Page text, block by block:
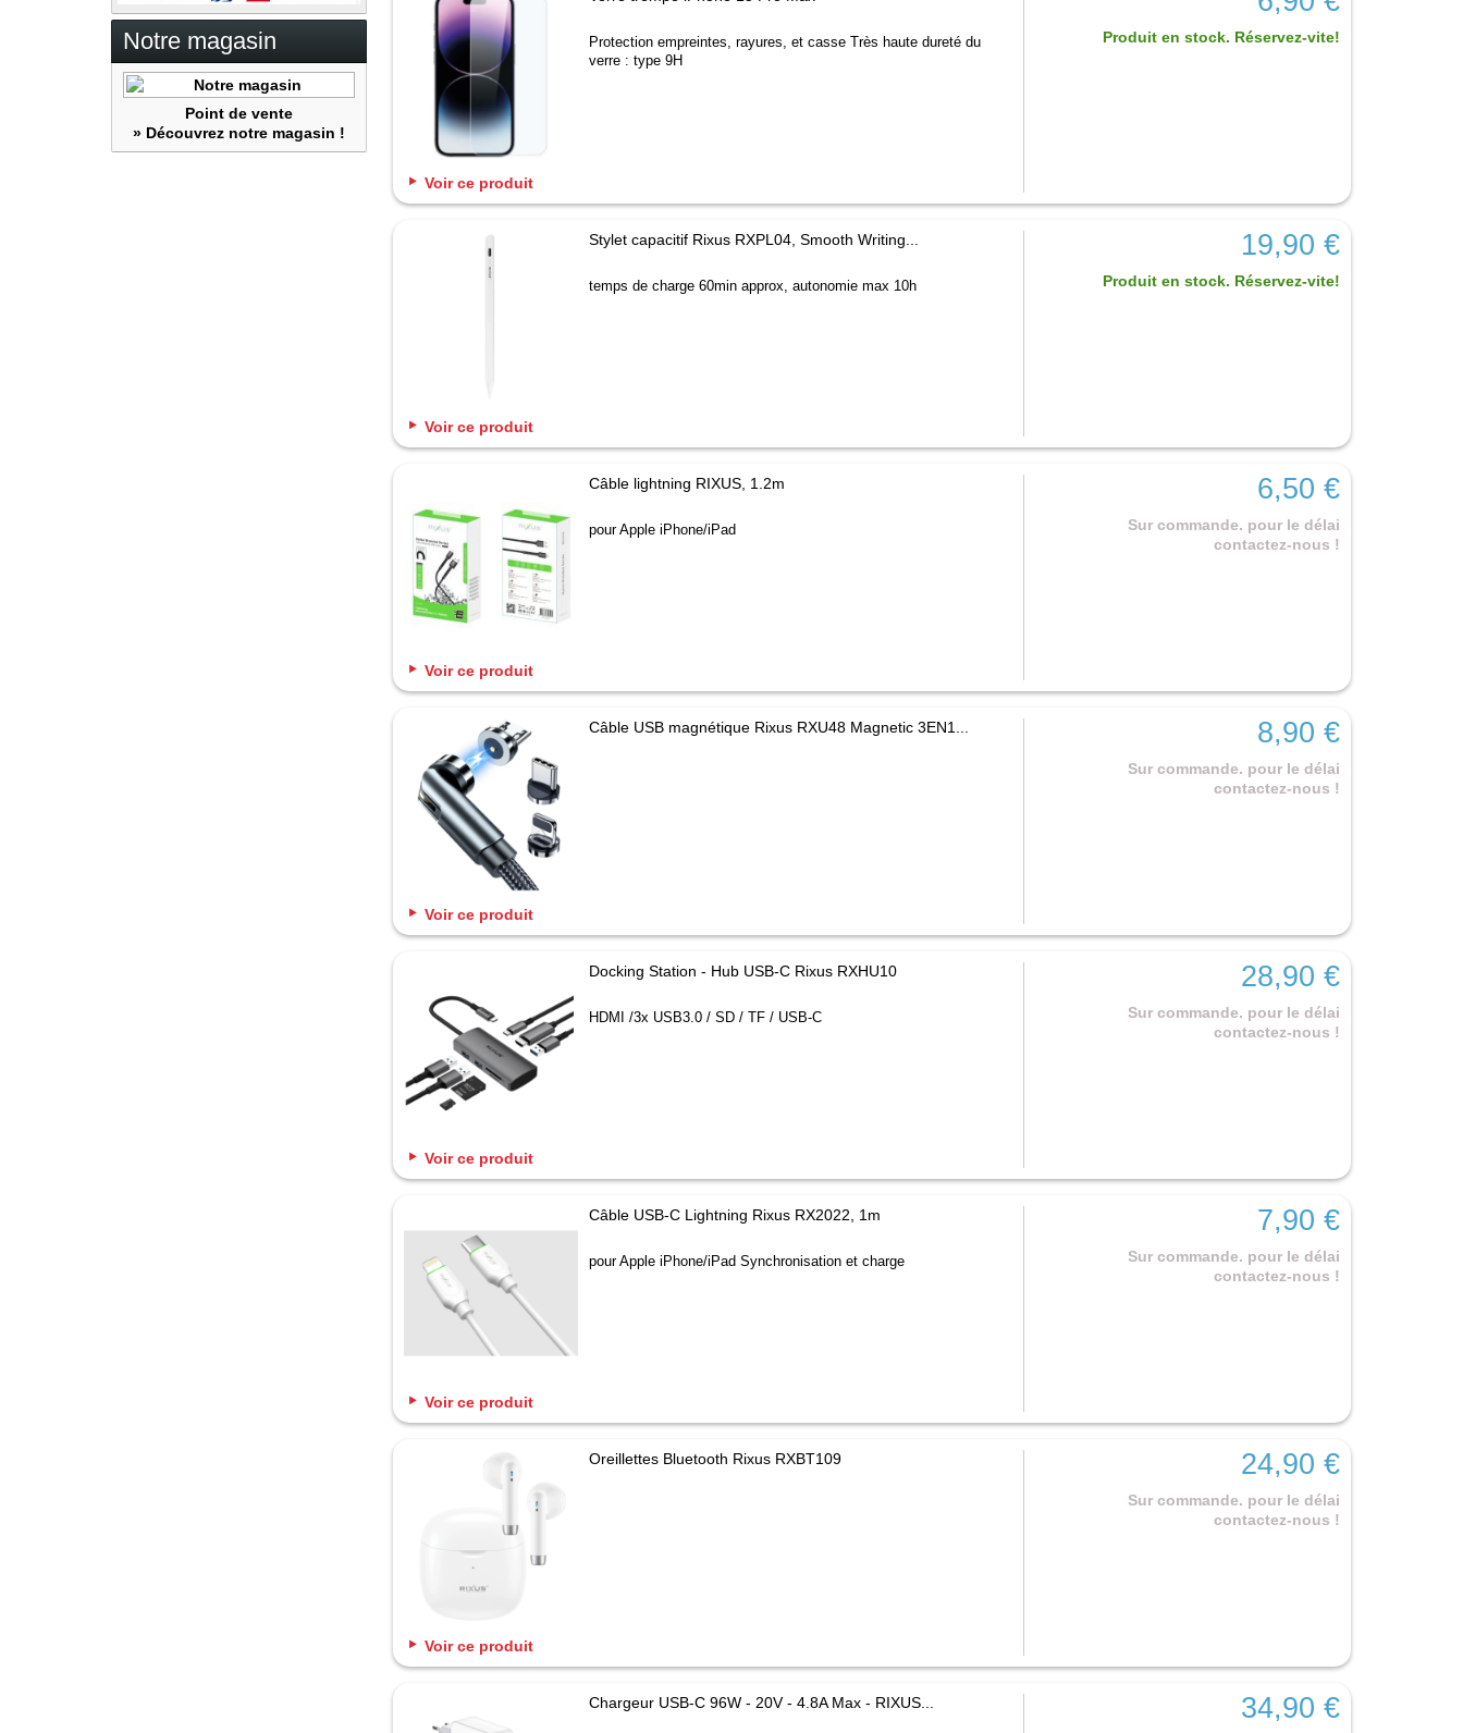
Notre magasin
Point de vente
» Découvrez notre magasin !
Protection empreintes, rayures, et casse Très haute dureté du
verre : type 9H
Voir ce produit
Produit en stock. Réservez-vite!
Stylet capacitif Rixus RXPL04, Smooth Writing...
temps de charge 60min approx, autonomie max 10h
Voir ce produit
19,90 €
Produit en stock. Réservez-vite!
Câble lightning RIXUS, 1.2m
pour Apple iPhone/iPad
Voir ce produit
6,50 €
Sur commande. pour le délai
contactez-nous !
Câble USB magnétique Rixus RXU48 Magnetic 3EN1...
Voir ce produit
8,90 €
Sur commande. pour le délai
contactez-nous !
Docking Station - Hub USB-C Rixus RXHU10
HDMI /3x USB3.0 / SD / TF / USB-C
Voir ce produit
28,90 €
Sur commande. pour le délai
contactez-nous !
Câble USB-C Lightning Rixus RX2022, 1m
pour Apple iPhone/iPad Synchronisation et charge
Voir ce produit
7,90 €
Sur commande. pour le délai
contactez-nous !
Oreillettes Bluetooth Rixus RXBT109
Voir ce produit
24,90 €
Sur commande. pour le délai
contactez-nous !
Chargeur USB-C 96W - 20V - 4.8A Max - RIXUS... 34,90 €